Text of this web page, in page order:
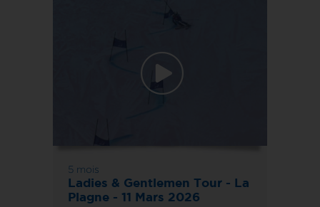
5 mois
Ladies & Gentlemen Tour - La
Plagne - 11 Mars 2026